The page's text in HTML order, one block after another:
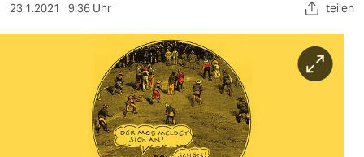
23.1.2021 9:36 Uhr teilen